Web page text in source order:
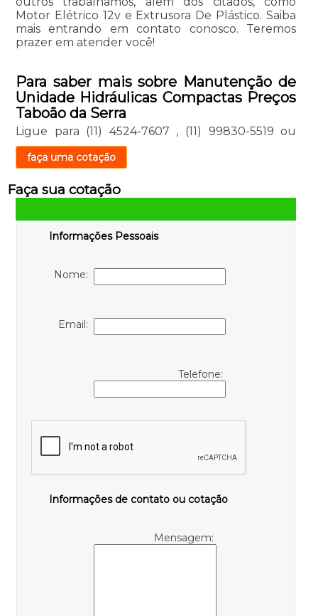
Motor Elétrico 12v e Extrusora De Plástico. Saiba
mais entrando em contato conosco. Teremos
prazer em atender você!
Para saber mais sobre Manutenção de
Unidade Hidráulicas Compactas Preços
Taboão da Serra
Ligue para (11) 4524-7607 , (11) 99830-5519 ou
faça uma cotação
Faça sua cotação
Informações Pessoais
Nome:
Email:
Telefone:
Informações de contato ou cotação
Mensagem: